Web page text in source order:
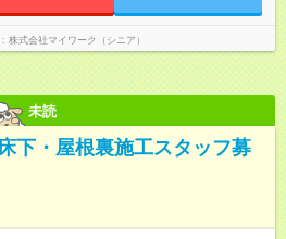
株式会社マイワーク（シニア）
未読
下・屋根裏施工スタッフ募